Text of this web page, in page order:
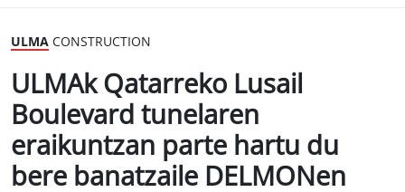
ULMA CONSTRUCTION
ULMAk Qatarreko Lusail
Boulevard tunelaren
eraikuntzan parte hartu du
bere banatzaile DELMONen